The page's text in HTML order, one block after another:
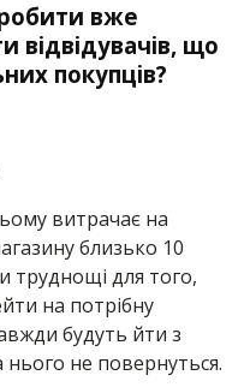
вже
відвідувачів, що
покупців?
витрачає на
близько 10
труднощі для того,
на потрібну
будуть йти з
нього не повернуться.